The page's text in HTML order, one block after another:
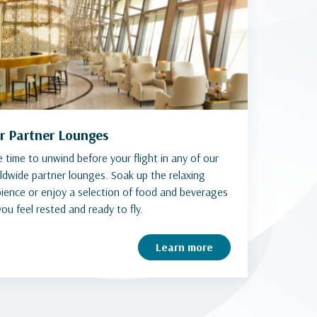
Partner Lounges
time to unwind before your flight in any of our
partner lounges. Soak up the relaxing
or enjoy a selection of food and beverages
feel rested and ready to fly.
Learn more